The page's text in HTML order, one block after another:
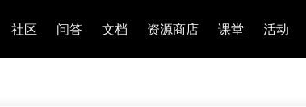
社区 问答 文档 资源商店 课堂 活动